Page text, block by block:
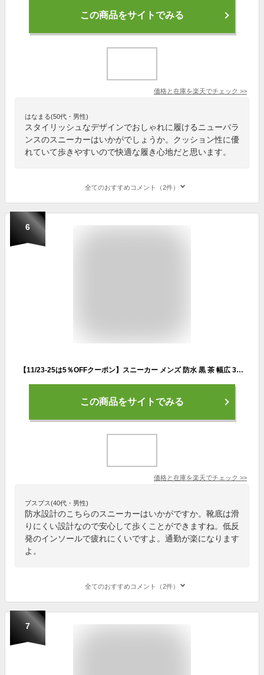
この商品をサイトでみる
価格と在庫を楽天でチェック >>
はなまる(50代・男性)
スタイリッシュなデザインでおしゃれに履けるニューバラ
ンスのスニーカーはいかがでしょうか。クッション性に優
れていて歩きやすいので快適な履き心地だと思います。
全てのおすすめコメント（2件）
6
【11/23-25は5％OFFクーポン】スニーカー メンズ 防水 黒 茶 幅広 3E 防滑 軽量 歩きやすい 滑りにくい ウィルソン ウォータープルーフ wilson Water-proof 1901 ウォーキング カジュアル シューズ 雨 靴【2207】 送料無料
この商品をサイトでみる
価格と在庫を楽天でチェック >>
プスプス(40代・男性)
防水設計のこちらのスニーカーはいかがですか。靴底は滑
りにくい設計なので安心して歩くことができますね。低反
発のインソールで疲れにくいですよ。通勤が楽になります
よ。
全てのおすすめコメント（2件）
7